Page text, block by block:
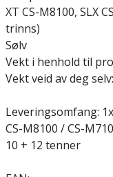
XT CS-M8100, SLX
trinns)
Sølv
Vekt i henhold til
Vekt veid av deg selv:
Leveringsomfang:
CS-M8100 / CS-
10 + 12 tenner